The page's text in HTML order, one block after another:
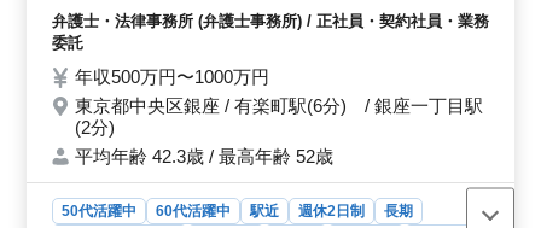
す。
婚、相続 等) 備考 ・駅チカ ・弁護士費用事
経験者急募！！♢ お気軽にお問い合わせく
ださい ご応募お待ちしております
弁護士・法律事務所 (弁護士事務所) / 正社員・契約社員・業務
委託
年収500万円〜1000万円
東京都中央区銀座 / 有楽町駅(6分) / 銀座一丁目駅
(2分)
平均年齢 42.3歳 / 最高年齢 52歳
50代活躍中 60代活躍中 駅近 週休2日制
長期